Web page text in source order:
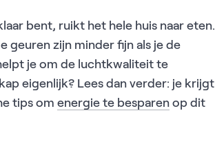
bent, ruikt het hele huis naar eten.
geuren zijn minder fijn als je de
je om de luchtkwaliteit te
eigenlijk? Lees dan verder: je krijgt
tips om energie te besparen op dit